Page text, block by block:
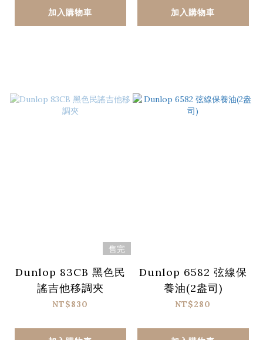
加入購物車 加入購物車
售完
Dunlop 83CB 黑色民
謠吉他移調夾
NT$830
Dunlop 6582 弦線保
養油(2盎司)
NT$280